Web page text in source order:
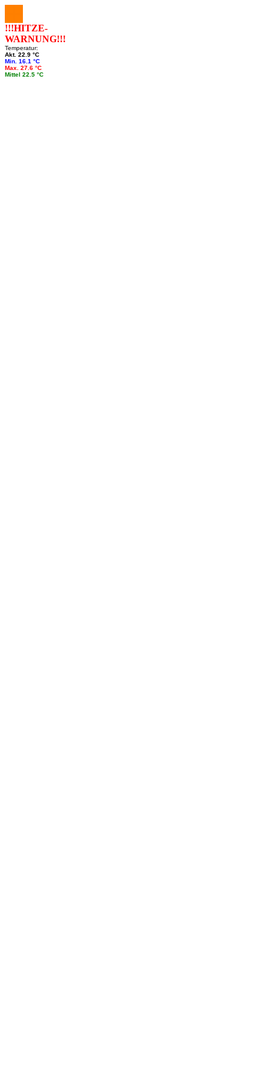
!!!HITZE-
WARNUNG!!!
Temperatur:
Akt. 22.9 °C
Min. 16.1 °C
Max. 27.6 °C
Mittel 22.5 °C